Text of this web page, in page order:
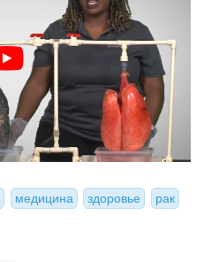
медицина здоровье рак